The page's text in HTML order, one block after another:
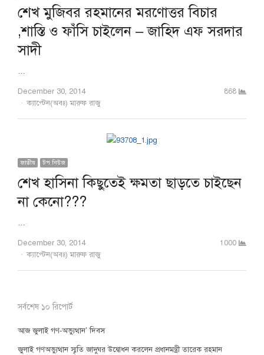
শেখ মুজিবর রহমানের মরণোত্তর বিচার
,শাস্তি ও ফাঁসি চাইলেন – জাহিদ এফ সরদার
সাদী
…
December 30, 2014
Author
ক্যাপ্টেন(অবঃ) মারুফ রাজু
868
জাতীয় টপ নিউজ
শেখ হাসিনা কিছুতেই ক্ষমতা ছাড়তে চাইছেন
না কেনো???
…
December 30, 2014
Author
ক্যাপ্টেন(অবঃ) মারুফ রাজু
1000
সর্বশেষ ১০ রিপোর্ট
আজ জুলাই গণ-অভ্যুত্থান’ দিবস
জুলাই গণঅভ্যুত্থান স্মৃতি জাদুঘর উদ্বোধন করলেন প্রধানমন্ত্রী তারেক রহমান